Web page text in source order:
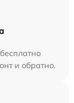
и обратно.